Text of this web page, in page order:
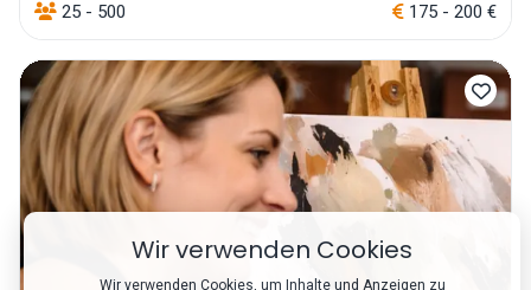
25 - 500 175 - 200 €
Wir verwenden Cookies
Wir verwenden Cookies, um Inhalte und Anzeigen zu